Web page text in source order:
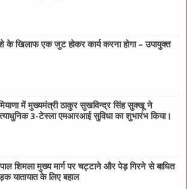
के खिलाफ एक जुट होकर कार्य करना होगा – उपायुक्त
में मुख्यमंत्री ठाकुर सुखविन्द्र सिंह सुक्खू ने
3-टेस्ला एमआरआई सुविधा का शुभारंभ किया।
शिमला मुख्य मार्ग पर चट्टाने और पेड़ गिरने से बाधित
यातायात के लिए बहाल